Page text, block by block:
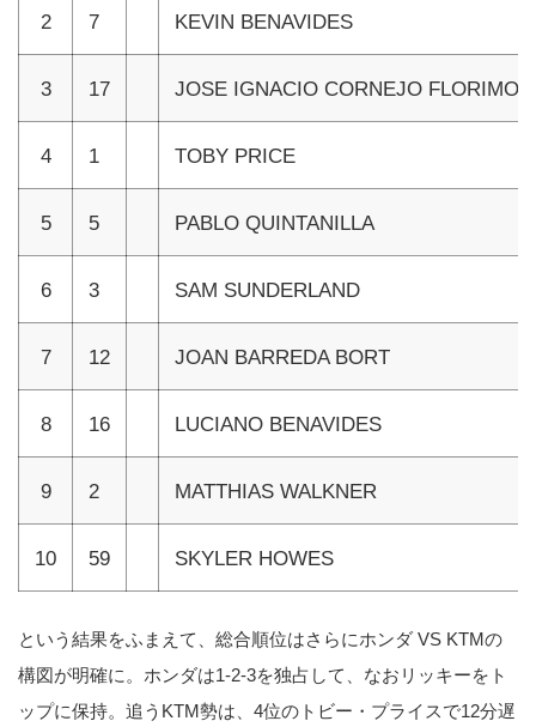
2 7 KEVIN BENAVIDES
3 17 JOSE IGNACIO CORNEJO FLORIMO
4 1 TOBY PRICE
5 5 PABLO QUINTANILLA
6 3 SAM SUNDERLAND
7 12 JOAN BARREDA BORT
8 16 LUCIANO BENAVIDES
9 2 MATTHIAS WALKNER
10 59 SKYLER HOWES
という結果をふまえて、総合順位はさらにホンダ VS KTMの
構図が明確に。ホンダは1-2-3を独占して、なおリッキーをト
ップに保持。追うKTM勢は、4位のトビー・プライスで12分遅